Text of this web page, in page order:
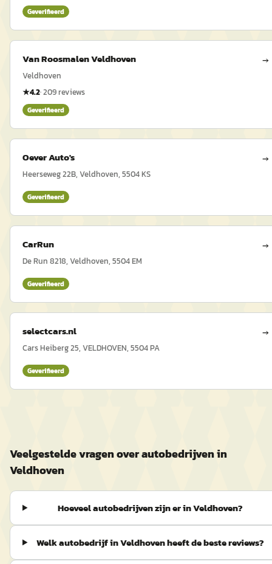
Geverifieerd
Van Roosmalen Veldhoven →
Veldhoven
★4.2·209reviews
Geverifieerd
Oever Auto's →
Heerseweg 22B, Veldhoven, 5504 KS
Geverifieerd
CarRun →
De Run 8218, Veldhoven, 5504 EM
Geverifieerd
selectcars.nl →
Cars Heiberg 25, VELDHOVEN, 5504 PA
Geverifieerd
Veelgestelde vragen over autobedrijven in
Veldhoven
Hoeveel autobedrijven zijn er in Veldhoven?
Welk autobedrijf in Veldhoven heeft de beste reviews?